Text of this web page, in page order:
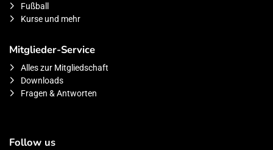
Fußball
Kurse und mehr
Mitglieder-Service
Alles zur Mitgliedschaft
Downloads
Fragen & Antworten
Follow us